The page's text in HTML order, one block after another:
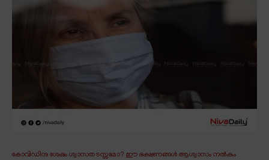
കോവിഡിനു ശേഷം ശ്വാസതടസ്സമോ? ഈ ഭക്ഷണങ്ങൾ ആശ്വാസം നൽകും